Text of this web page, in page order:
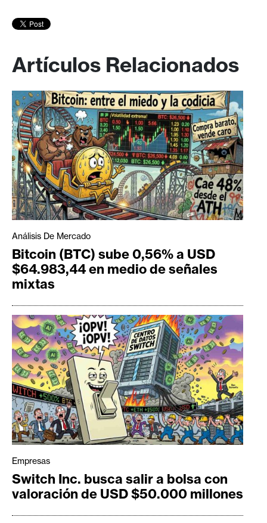
Artículos Relacionados
Análisis De Mercado
Bitcoin (BTC) sube 0,56% a USD
$64.983,44 en medio de señales
mixtas
Empresas
Switch Inc. busca salir a bolsa con
valoración de USD $50.000 millones